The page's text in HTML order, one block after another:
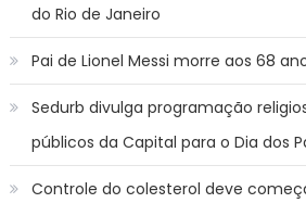
do Rio de Janeiro
Pai de Lionel Messi morre aos 68
Sedurb divulga programação
públicos da Capital para o Dia dos
Controle do colesterol deve